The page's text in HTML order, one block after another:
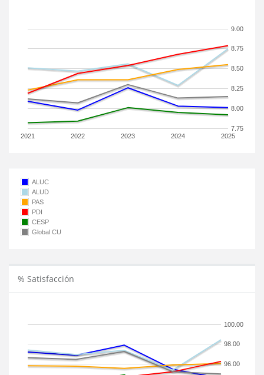
2021 2022 2023 2024 2025
7.75
8.00
8.25
8.50
8.75
9.00
ALUC
ALUD
PAS
PDI
CESP
Global CU
% Satisfacción
96.00
98.00
100.00